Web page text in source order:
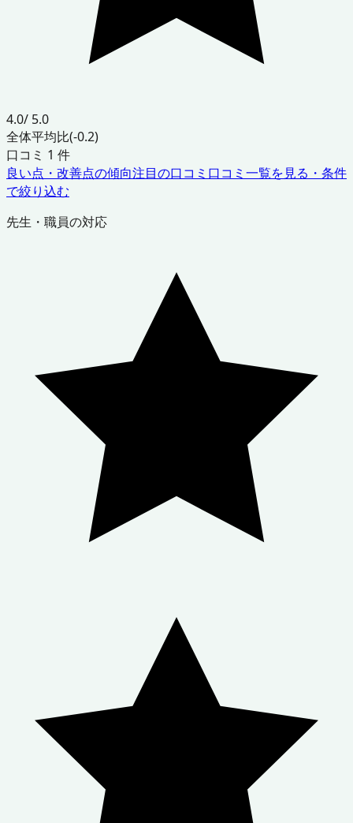
4.0/ 5.0
全体平均比(-0.2)
口コミ 1 件
良い点・改善点の傾向注目の口コミ 口コミ一覧を見る・条件
で絞り込む
先生・職員の対応